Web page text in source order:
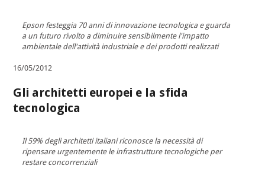
Epson festeggia 70 anni di innovazione tecnologica e guarda
a un futuro rivolto a diminuire sensibilmente l'impatto
ambientale dell'attività industriale e dei prodotti realizzati
16/05/2012
Gli architetti europei e la sfida
tecnologica
Il 59% degli architetti italiani riconosce la necessità di
ripensare urgentemente le infrastrutture tecnologiche per
restare concorrenziali